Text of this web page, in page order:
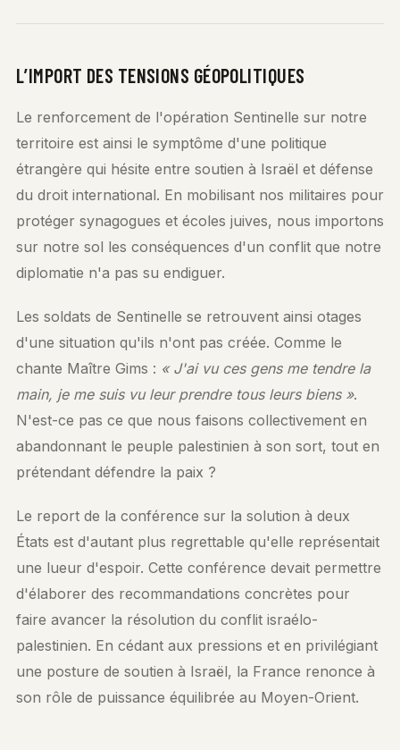
L’IMPORT DES TENSIONS GÉOPOLITIQUES
Le renforcement de l'opération Sentinelle sur notre
territoire est ainsi le symptôme d'une politique
étrangère qui hésite entre soutien à Israël et défense
du droit international. En mobilisant nos militaires pour
protéger synagogues et écoles juives, nous importons
sur notre sol les conséquences d'un conflit que notre
diplomatie n'a pas su endiguer.
Les soldats de Sentinelle se retrouvent ainsi otages
d'une situation qu'ils n'ont pas créée. Comme le
chante Maître Gims : « J'ai vu ces gens me tendre la
main, je me suis vu leur prendre tous leurs biens ».
N'est-ce pas ce que nous faisons collectivement en
abandonnant le peuple palestinien à son sort, tout en
prétendant défendre la paix ?
Le report de la conférence sur la solution à deux
États est d'autant plus regrettable qu'elle représentait
une lueur d'espoir. Cette conférence devait permettre
d'élaborer des recommandations concrètes pour
faire avancer la résolution du conflit israélo-
palestinien. En cédant aux pressions et en privilégiant
une posture de soutien à Israël, la France renonce à
son rôle de puissance équilibrée au Moyen-Orient.